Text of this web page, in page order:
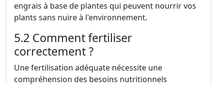
engrais à base de plantes qui peuvent nourrir vos
plants sans nuire à l'environnement.
5.2 Comment fertiliser
correctement ?
Une fertilisation adéquate nécessite une
compréhension des besoins nutritionnels